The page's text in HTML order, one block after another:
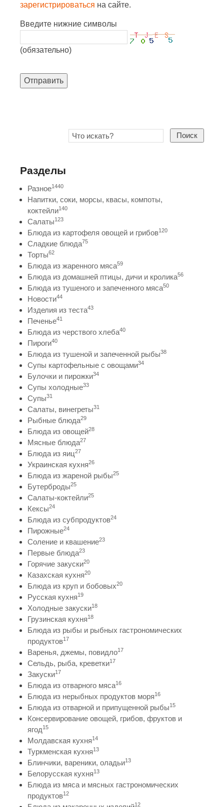
зарегистрироваться на сайте.
Введите нижние символы
(обязательно)
Отправить
Поиск
Разделы
Разное1440
Напитки, соки, морсы, квасы, компоты,
коктейли140
Салаты123
Блюда из картофеля овощей и грибов120
Сладкие блюда75
Торты62
Блюда из жаренного мяса59
Блюда из домашней птицы, дичи и кролика56
Блюда из тушеного и запеченного мяса50
Новости44
Изделия из теста43
Печенье41
Блюда из черствого хлеба40
Пироги40
Блюда из тушеной и запеченной рыбы38
Супы картофельные с овощами34
Булочки и пирожки34
Супы холодные33
Супы31
Салаты, винегреты31
Рыбные блюда29
Блюда из овощей28
Мясные блюда27
Блюда из яиц27
Украинская кухня26
Блюда из жареной рыбы25
Бутерброды25
Салаты-коктейли25
Кексы24
Блюда из субпродуктов24
Пирожные24
Соление и квашение23
Первые блюда23
Горячие закуски20
Казахская кухня20
Блюда из круп и бобовых20
Русская кухня19
Холодные закуски18
Грузинская кухня18
Блюда из рыбы и рыбных гастрономических
продуктов17
Варенья, джемы, повидло17
Сельдь, рыба, креветки17
Закуски17
Блюда из отварного мяса16
Блюда из нерыбных продуктов моря16
Блюда из отварной и припущенной рыбы15
Консервирование овощей, грибов, фруктов и
ягод15
Молдавская кухня14
Туркменская кухня13
Блинчики, вареники, оладьи13
Белорусская кухня13
Блюда из мяса и мясных гастрономических
продуктов12
12